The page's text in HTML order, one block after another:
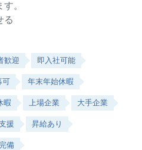
。
る
歓迎 即入社可能
可 年末年始休暇
暇 上場企業 大手企業
援 昇給あり
備